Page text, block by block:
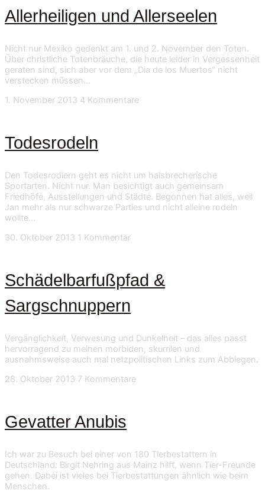
Allerheiligen und Allerseelen
Nicht nur Mexiko gedenkt am 1. und 2. November den Toten.
Über christliche Totenbräuche, die heute leider in Vergessenheit
geraten sind, sich aber vor dem „Dia de los Muertos“ nicht
verstecken müssen…
1. November 2013 4 Kommentare
Todesrodeln
Den Todesrodlern geht es nicht um halsbrecherische
Sportarten. Nicht nur. Man besichtigt auch gemeinsam
Friedhöfe, Ausstellungen und Städte. Begonnen hat alles, weil
Jan mehr als nur schwarze Parties und nicht alleine rodeln
wollte…
30. Oktober 2013 1 Kommentar
Schädelbarfußpfad &
Sargschnuppern
Vergänglichkeit, Verwesung und Dunkelheit – das alles passt
hervorragend zu meinen morbiden, skurrilen und
ausnahmsweise auch mal netzpolitischen Links zum Abbiegen.
28. Oktober 2013 7 Kommentare
Gevatter Anubis
Ich war zu Besuch bei einer von 180 Tierbestattern in
Deutschland: Birgit Nehring aus Mainz hilft, wenn Tier-Freunde
gehen. Dabei ist vieles bei Tierbestattungen ähnlich wie beim
Menschen.